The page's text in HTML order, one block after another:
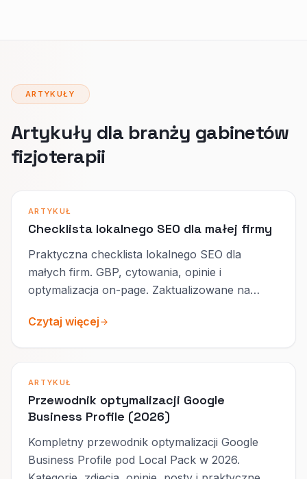
ARTYKUŁY
Artykuły dla branży gabinetów
fizjoterapii
ARTYKUŁ
Checklista lokalnego SEO dla małej firmy
Praktyczna checklista lokalnego SEO dla
małych firm. GBP, cytowania, opinie i
optymalizacja on-page. Zaktualizowane na
Czytaj więcej
ARTYKUŁ
Przewodnik optymalizacji Google
Business Profile (2026)
Kompletny przewodnik optymalizacji Google
Business Profile pod Local Pack w 2026.